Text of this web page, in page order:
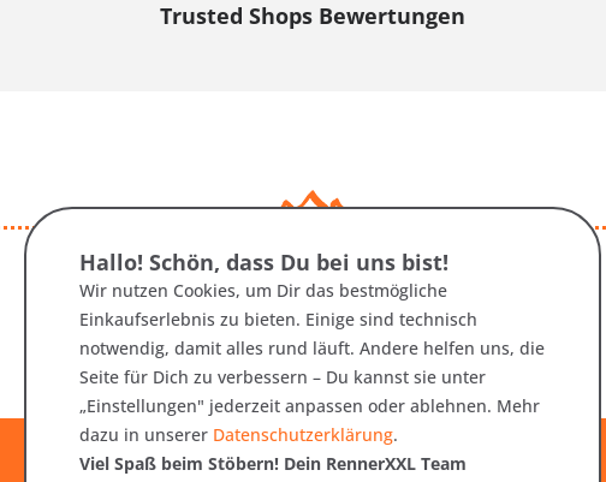
Trusted Shops Bewertungen
Das sagen unsere Kunden über uns:
Hallo! Schön, dass Du bei uns bist!
Wir nutzen Cookies, um Dir das bestmögliche
Einkaufserlebnis zu bieten. Einige sind technisch
notwendig, damit alles rund läuft. Andere helfen uns, die
Seite für Dich zu verbessern – Du kannst sie unter
„Einstellungen" jederzeit anpassen oder ablehnen. Mehr
dazu in unserer Datenschutzerklärung.
Viel Spaß beim Stöbern! Dein RennerXXL Team